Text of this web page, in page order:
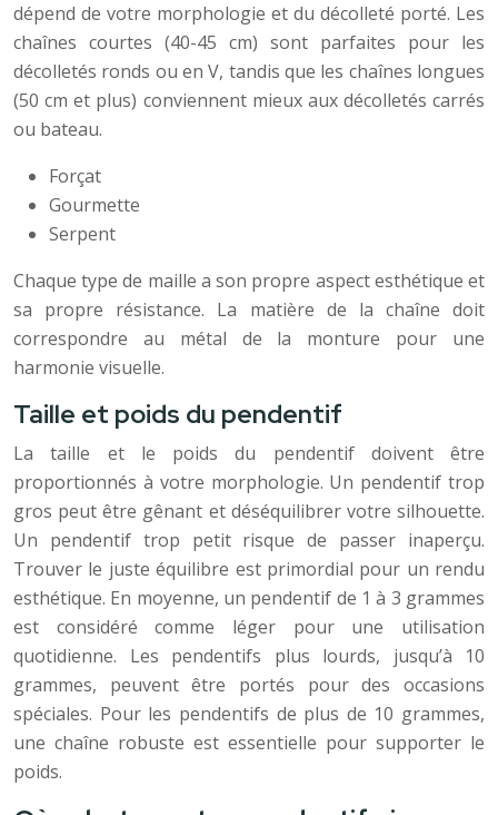
dépend de votre morphologie et du décolleté porté. Les
chaînes courtes (40-45 cm) sont parfaites pour les
décolletés ronds ou en V, tandis que les chaînes longues
(50 cm et plus) conviennent mieux aux décolletés carrés
ou bateau.
Forçat
Gourmette
Serpent
Chaque type de maille a son propre aspect esthétique et
sa propre résistance. La matière de la chaîne doit
correspondre au métal de la monture pour une
harmonie visuelle.
Taille et poids du pendentif
La taille et le poids du pendentif doivent être
proportionnés à votre morphologie. Un pendentif trop
gros peut être gênant et déséquilibrer votre silhouette.
Un pendentif trop petit risque de passer inaperçu.
Trouver le juste équilibre est primordial pour un rendu
esthétique. En moyenne, un pendentif de 1 à 3 grammes
est considéré comme léger pour une utilisation
quotidienne. Les pendentifs plus lourds, jusqu’à 10
grammes, peuvent être portés pour des occasions
spéciales. Pour les pendentifs de plus de 10 grammes,
une chaîne robuste est essentielle pour supporter le
poids.